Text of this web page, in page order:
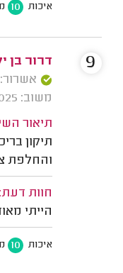
איכות 10
דרור בן
אשרור: 19/03/2026
משוב: 25/11/2025
תיאור
תיקון
והחלפת
חוות דעת:
הייתי
איכות 10
9